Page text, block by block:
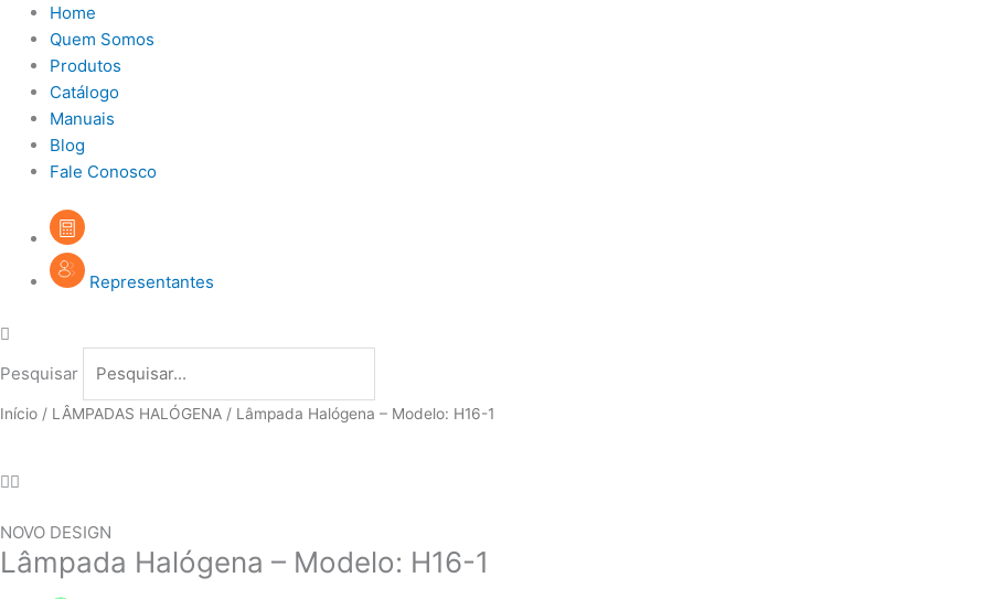
Home
Quem Somos
Produtos
Catálogo
Manuais
Blog
Fale Conosco
Representantes
Pesquisar
Início / LÂMPADAS HALÓGENA / Lâmpada Halógena – Modelo: H16-1
NOVO DESIGN
Lâmpada Halógena – Modelo: H16-1